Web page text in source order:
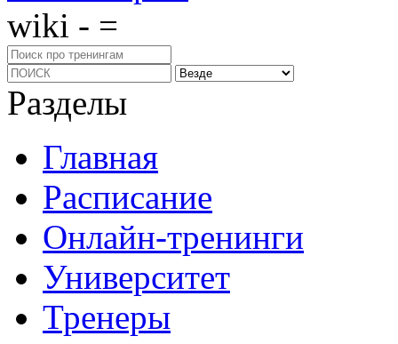
wiki - =
Разделы
Главная
Расписание
Онлайн-тренинги
Университет
Тренеры